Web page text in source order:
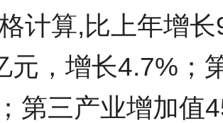
计算,比上年增
元，增长4.7%；
第三产业增加值